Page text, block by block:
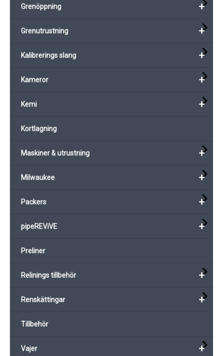
+
Grenöppning
+
Grenutrustning
+
Kalibrerings slang
+
Kameror
+
Kemi
Kortlagning
+
Maskiner & utrustning
+
Milwaukee
+
Packers
+
pipeREViVE
Preliner
+
Relinings tillbehör
+
Renskättingar
Tillbehör
+
Vajer